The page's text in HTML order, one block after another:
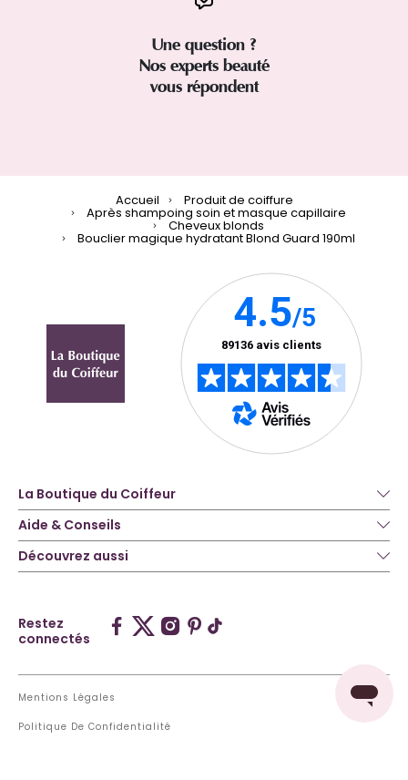
Une question ?
Nos experts beauté
vous répondent
Accueil Produit de coiffure
Après shampoing soin et masque capillaire
Cheveux blonds
Bouclier magique hydratant Blond Guard 190ml
La Boutique du Coiffeur
Aide & Conseils
Découvrez aussi
Restez
connectés
Mentions Légales
Politique De Confidentialité